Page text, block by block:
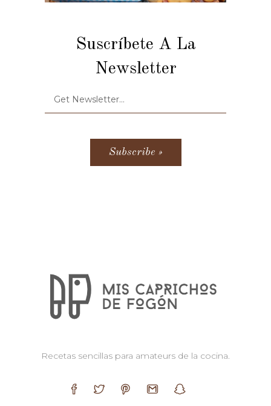
Suscríbete A La
Newsletter
Recetas sencillas para amateurs de la cocina.